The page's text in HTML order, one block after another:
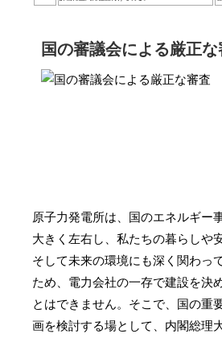
国の審議会による厳正な
原子力発電所は、国のエネルギー
大きく左右し、私たちの暮らしや安
そして未来の環境にも深く関わっ
ため、電力会社の一存で建設を決
とはできません。そこで、国の重
画を検討する場として、内閣総理